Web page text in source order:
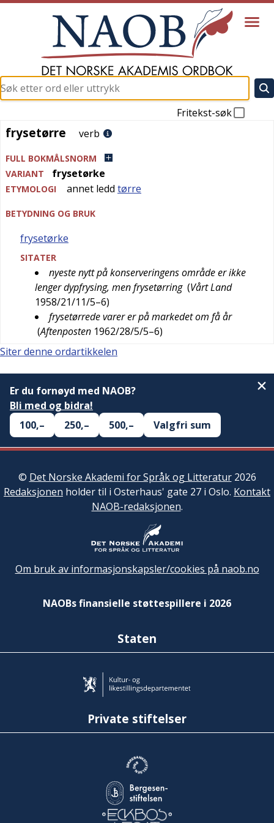
Fritekst-søk
frysetørre
frysetørre verb
FULL BOKMÅLSNORM
VARIANT
frysetørke
ETYMOLOGI annet ledd tørre
BETYDNING OG BRUK
frysetørke
SITATER
nyeste nytt på konserveringens område er ikke
lenger dypfrysing, men frysetørring (Vårt Land
1958/21/11/5–6)
frysetørrede varer er på markedet om få år
(Aftenposten 1962/28/5/5–6)
Siter denne ordartikkelen
Er du fornøyd med NAOB?
Bli med og bidra!
100,–
250,– 500,– Valgfri sum
© Det Norske Akademi for Språk og Litteratur2026
Redaksjonen holder til i Osterhaus' gate 27 i Oslo. Kontakt
NAOB-redaksjonen.
Om bruk av informasjonskapsler/cookies på naob.no
NAOBs finansielle støttespillere i 2026
Staten
Private stiftelser